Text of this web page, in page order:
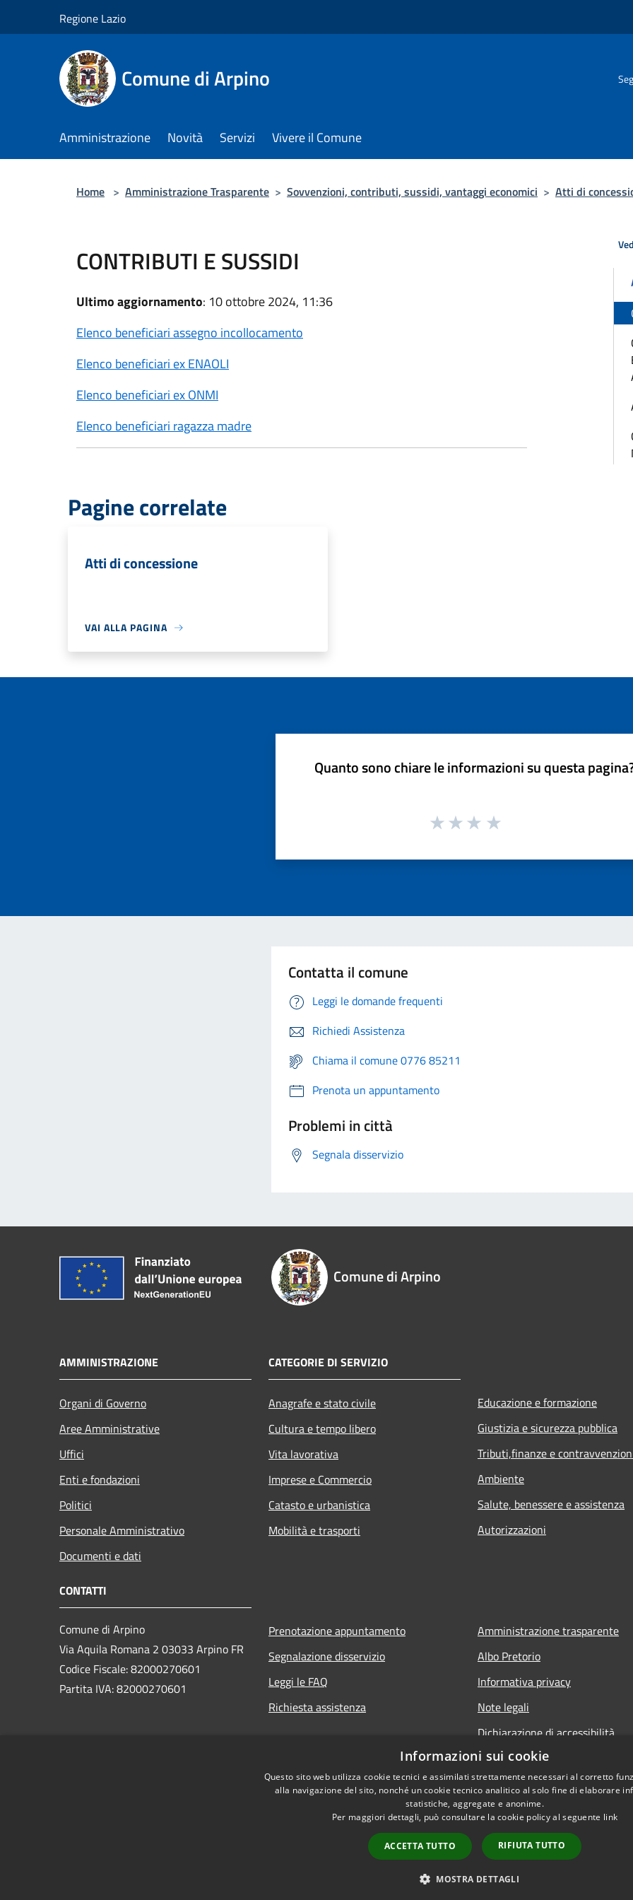
Regione Lazio
Comune di Arpino
Amministrazione Novità Servizi Vivere il Comune
Home > Amministrazione Trasparente > Sovvenzioni, contributi, sussidi, vantaggi economici > Atti di
CONTRIBUTI E SUSSIDI
Ultimo aggiornamento: 10 ottobre 2024, 11:36
Elenco beneficiari assegno incollocamento
Elenco beneficiari ex ENAOLI
Elenco beneficiari ex ONMI
Elenco beneficiari ragazza madre
Pagine correlate
Atti di concessione
VAI ALLA PAGINA
Quanto sono chiare le informazioni su questa
Contatta il comune
Leggi le domande frequenti
Richiedi Assistenza
Chiama il comune 0776 85211
Prenota un appuntamento
Problemi in città
Segnala disservizio
Comune di Arpino
AMMINISTRAZIONE
Organi di Governo
Aree Amministrative
Uffici
Enti e fondazioni
Politici
Personale Amministrativo
Documenti e dati
CATEGORIE DI SERVIZIO
Anagrafe e stato civile
Cultura e tempo libero
Vita lavorativa
Imprese e Commercio
Catasto e urbanistica
Mobilità e trasporti
Educazione e formazione
Giustizia e sicurezza pubblica
Tributi,finanze e
Ambiente
Salute, benessere e assistenza
Autorizzazioni
CONTATTI
Comune di Arpino
Via Aquila Romana 2 03033 Arpino FR
Codice Fiscale: 82000270601
Partita IVA: 82000270601
Prenotazione appuntamento
Segnalazione disservizio
Leggi le FAQ
Richiesta assistenza
Amministrazione trasparente
Albo Pretorio
Informativa privacy
Note legali
Dichiarazione di accessibilità
Copyright © 2026 •
Informazioni sui cookie
Questo sito web utilizza cookie tecnici e assimilati strettamente necessari al corretto
alla navigazione del sito, nonché un cookie tecnico analitico al solo fine di elaborare
statistiche, aggregate e anonime.
Per maggiori dettagli, può consultare la cookie policy al seguente link
ACCETTA TUTTO RIFIUTA TUTTO
MOSTRA DETTAGLI